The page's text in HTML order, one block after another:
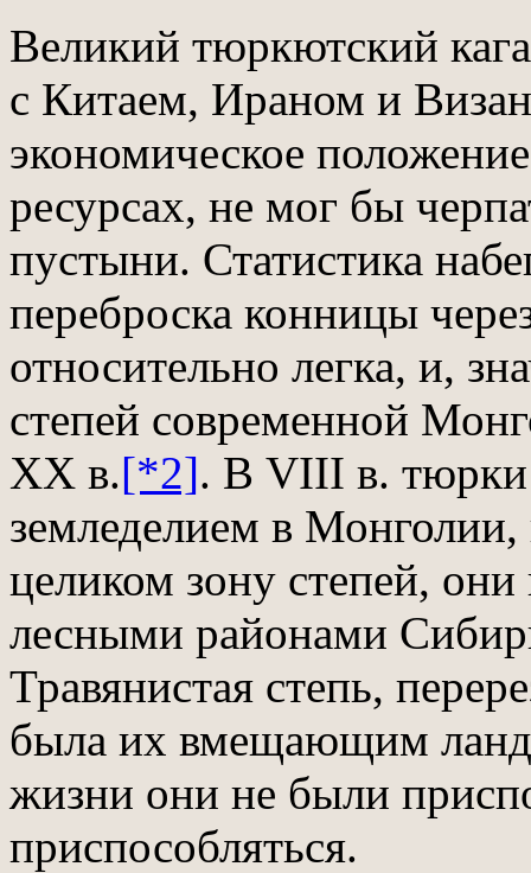
Великий тюркютский
с Китаем, Ираном и
экономическое
ресурсах, не мог бы
пустыни. Статистика
переброска конницы
относительно легка, и,
степей современной
XX в.[*2]. В VIII в. тюрки
земледелием в
целиком зону степей,
лесными районами
Травянистая степь,
была их вмещающим
жизни они не были
приспособляться.